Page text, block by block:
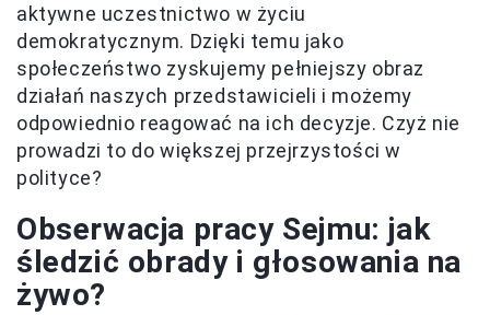
aktywne uczestnictwo w życiu
demokratycznym. Dzięki temu jako
społeczeństwo zyskujemy pełniejszy obraz
działań naszych przedstawicieli i możemy
odpowiednio reagować na ich decyzje. Czyż nie
prowadzi to do większej przejrzystości w
polityce?
Obserwacja pracy Sejmu: jak
śledzić obrady i głosowania na
żywo?